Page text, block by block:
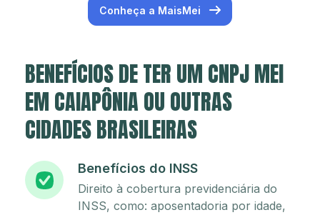
Conheça a MaisMei
BENEFÍCIOS DE TER UM CNPJ MEI
EM CAIAPÔNIA OU OUTRAS
CIDADES BRASILEIRAS
Benefícios do INSS
Direito à cobertura previdenciária do
INSS, como: aposentadoria por idade,